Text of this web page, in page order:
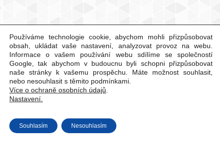
Používáme technologie cookie, abychom mohli přizpůsobovat
obsah, ukládat vaše nastavení, analyzovat provoz na webu.
Informace o vašem používání webu sdílíme se společností
Google, tak abychom v budoucnu byli schopni přizpůsobovat
naše stránky k vašemu prospěchu. Máte možnost souhlasit,
nebo nesouhlasit s těmito podmínkami.
Více o ochraně osobních údajů
Nastavení.
Souhlasím Nesouhlasím